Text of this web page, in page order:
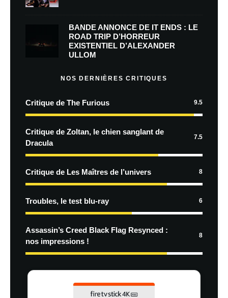
BANDE ANNONCE DE IT ENDS : LE
ROAD TRIP D’HORREUR
EXISTENTIEL D’ALEXANDER
ULLOM
NOS DERNIÈRES CRITIQUES
Critique de The Furious 9.5
Critique de Zoltan, le chien sanglant de
Dracula
7.5
Critique de Les Maîtres de l’univers 8
Troubles, le test blu-ray 6
Assassin’s Creed Black Flag Resynced :
nos impressions !
8